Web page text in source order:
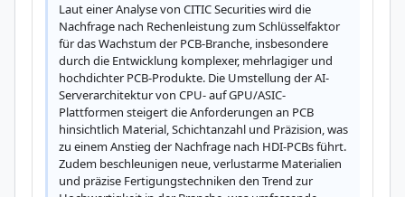
Laut einer Analyse von CITIC Securities wird die
Nachfrage nach Rechenleistung zum Schlüsselfaktor
für das Wachstum der PCB-Branche, insbesondere
durch die Entwicklung komplexer, mehrlagiger und
hochdichter PCB-Produkte. Die Umstellung der AI-
Serverarchitektur von CPU- auf GPU/ASIC-
Plattformen steigert die Anforderungen an PCB
hinsichtlich Material, Schichtanzahl und Präzision, was
zu einem Anstieg der Nachfrage nach HDI-PCBs führt.
Zudem beschleunigen neue, verlustarme Materialien
und präzise Fertigungstechniken den Trend zur